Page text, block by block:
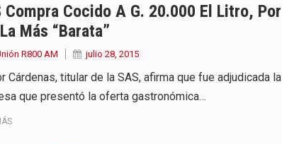
Compra Cocido A G. 20.000 El Litro, Por
Más “barata”
R800 AM julio 28, 2015
Cárdenas, titular de la SAS, afirma que fue adjudicada la
que presentó la oferta gastronómica…